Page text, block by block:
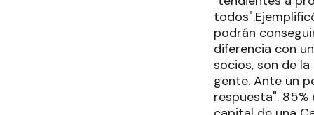
podrán
diferencia con
socios, son de
gente. Ante un
respuesta".